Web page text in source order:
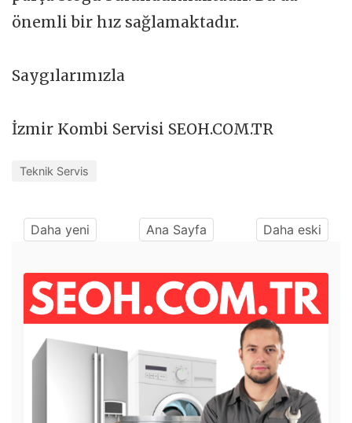
önemli bir hız sağlamaktadır.
Saygılarımızla
İzmir Kombi Servisi SEOH.COM.TR
Teknik Servis
Daha yeni Ana Sayfa Daha eski